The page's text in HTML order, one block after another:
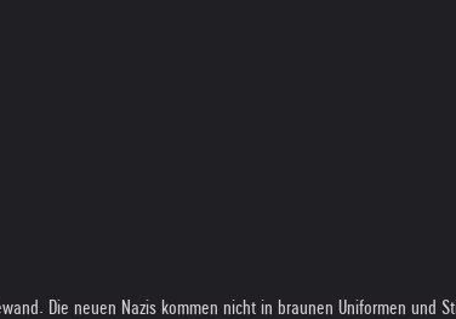
Die neuen Nazis kommen nicht in braunen Uniformen